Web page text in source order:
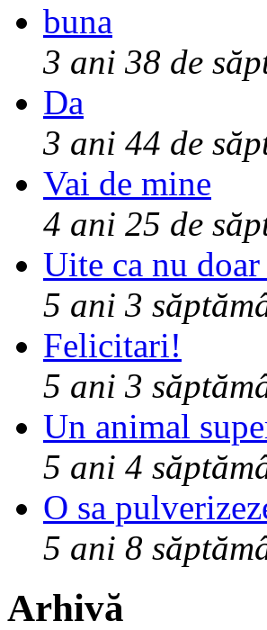
buna
3 ani 38 de
Da
3 ani 44 de
Vai de mine
4 ani 25 de
Uite ca nu
5 ani 3
Felicitari!
5 ani 3
Un animal
5 ani 4
O sa
5 ani 8
Arhivă